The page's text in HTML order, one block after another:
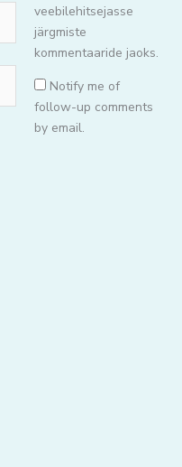
veebilehitsejasse
järgmiste
kommentaaride jaoks.
Notify me of
follow-up comments
by email.